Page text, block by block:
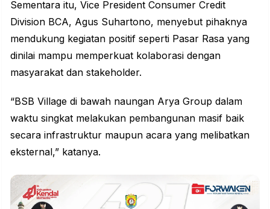
Sementara itu, Vice President Consumer Credit
Division BCA, Agus Suhartono, menyebut pihaknya
mendukung kegiatan positif seperti Pasar Rasa yang
dinilai mampu memperkuat kolaborasi dengan
masyarakat dan stakeholder.
“BSB Village di bawah naungan Arya Group dalam
waktu singkat melakukan pembangunan masif baik
secara infrastruktur maupun acara yang melibatkan
eksternal,” katanya.